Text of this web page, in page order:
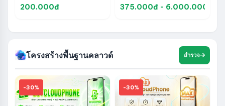
200.000đ 375.000đ - 6.000.000đ
โครงสร้างพื้นฐานคลาวด์ สำรวจ
-30% -30%